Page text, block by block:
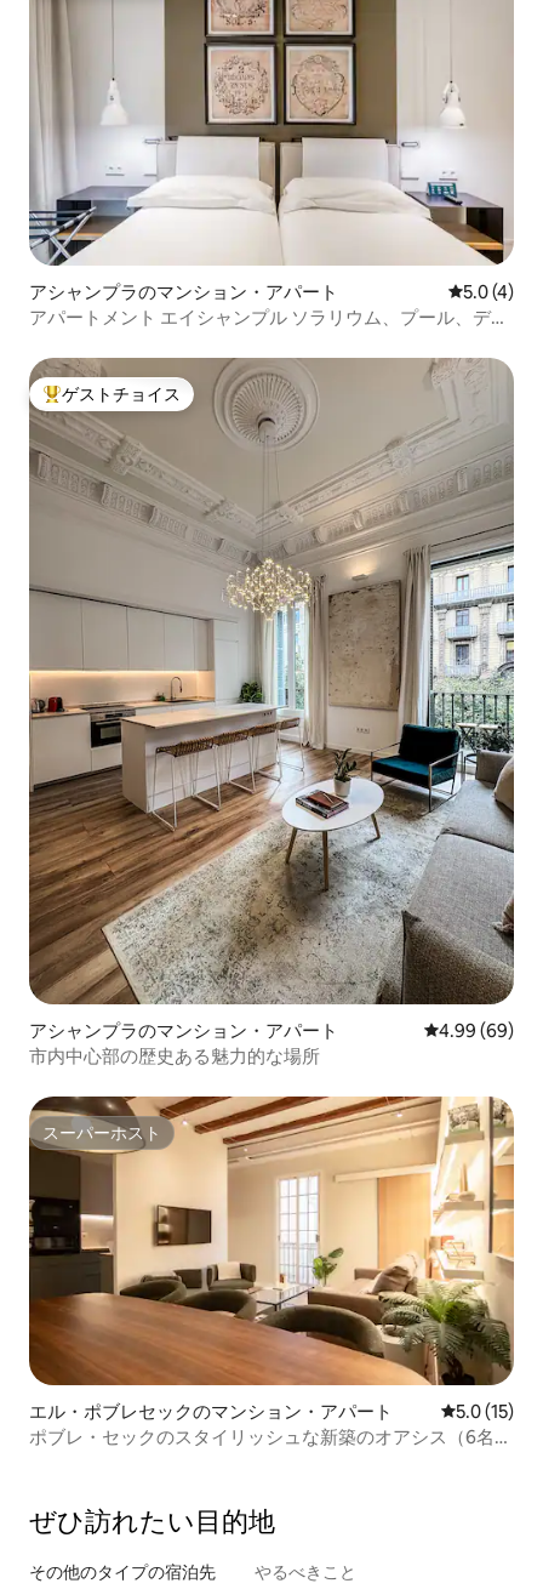
アシャンプラのマンション・アパート レビュー4
5.0 (4)
アパートメント エイシャンプル ソラリウム、プール、デザ
大好評のゲストチョイスです。
ゲストチョイス
アシャンプラのマンション・アパート レビュー69件
4.99 (69)
市内中心部の歴史ある魅力的な場所
スーパーホスト
スーパーホスト
エル・ポブレセックのマンション・アパート レビュー15
5.0 (15)
ポブレ・セックのスタイリッシュな新築のオアシス（6名様
ぜひ訪⁠れ⁠た⁠い目⁠的⁠地
その他のタ⁠イ⁠プ⁠の宿⁠泊⁠先 やるべきこと